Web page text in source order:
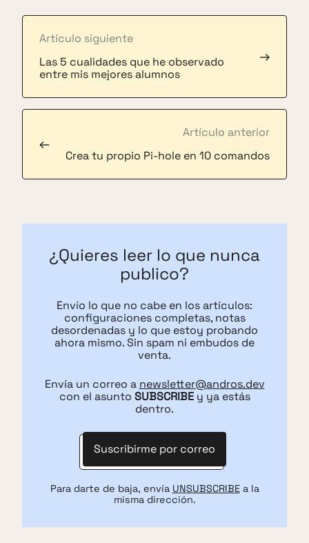
Artículo anterior
Crea tu propio Pi-hole en 10 comandos
←
Artículo siguiente
Las 5 cualidades que he observado
entre mis mejores alumnos
→
¿Quieres leer lo que nunca
publico?
Envío lo que no cabe en los artículos:
configuraciones completas, notas
desordenadas y lo que estoy probando
ahora mismo. Sin spam ni embudos de
venta.
Envía un correo a newsletter@andros.dev
con el asunto SUBSCRIBEy ya estás
dentro.
Suscribirme por correo
Para darte de baja, envía UNSUBSCRIBEa la
misma dirección.